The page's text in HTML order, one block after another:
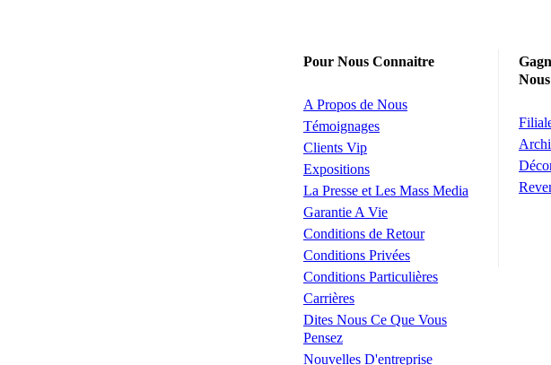
Pour Nous Connaitre
A Propos de Nous
Témoignages
Clients Vip
Expositions
La Presse et Les Mass Media
Garantie A Vie
Conditions de Retour
Conditions Privées
Conditions Particulières
Carrières
Dites Nous Ce Que Vous
Pensez
Nouvelles D'entreprise
Nous